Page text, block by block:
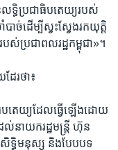
ទ្ធិប្រជាធិបតេយ្យ​របស់​
បាច់​ដើម្បី​ស្វះស្វែង​រក​យុត្តិ
ស់​ប្រជា​ពលរដ្ឋ​កម្ពុជា‍»។
ែរ​ថា៖
បតេយ្យ​ដែល​ធ្វើ​ឡើង​ដោយ​
ល់​នាយករដ្ឋមន្រ្តី ​ហ៊ុន
ទ្ធិ​មនុស្ស​ និង​បែបបទ​